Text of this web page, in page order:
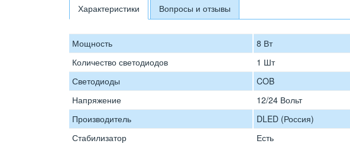
Характеристики Вопросы и отзывы
Мощность
8 Вт
Количество светодиодов
1 Шт
Светодиоды
COB
Напряжение
12/24 Вольт
Производитель
DLED (Россия)
Стабилизатор
Есть